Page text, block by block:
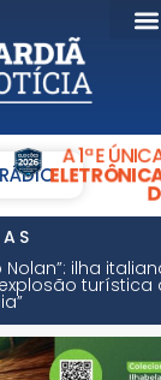
RÁDIO
A 1ª E
ilha
turística